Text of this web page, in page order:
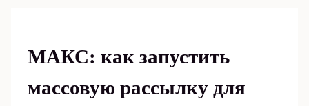
МАКС: как запустить
массовую рассылку для